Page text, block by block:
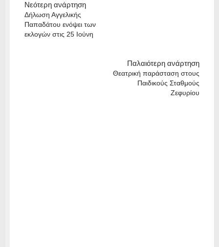
Νεότερη ανάρτηση
Δήλωση Αγγελικής
Παπαδάτου ενόψει των
εκλογών στις 25 Ιούνη
Παλαιότερη ανάρτηση
Θεατρική παράσταση στους
Παιδικούς Σταθμούς
Ζεφυρίου